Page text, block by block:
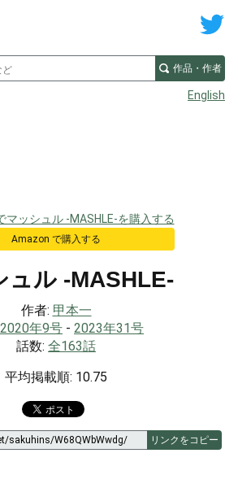
作品・作者
English
Amazon で購入する
ュル -MASHLE-
作者: 甲本一
2020年9号 - 2023年31号
話数: 全163話
平均掲載順: 10.75
リンクをコピー